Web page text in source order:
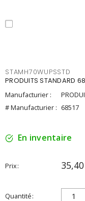
STAMH70WUPSSTD
PRODUITS STANDARD
Manufacturier :
# Manufacturier : 68517
En inventaire
Prix
Quantité